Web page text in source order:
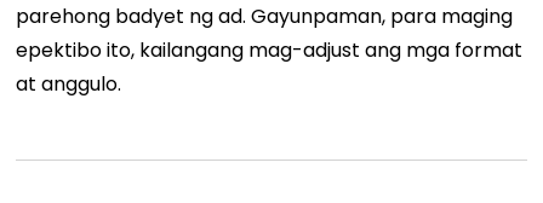
parehong badyet ng ad. Gayunpaman, para maging
epektibo ito, kailangang mag-adjust ang mga format
at anggulo.